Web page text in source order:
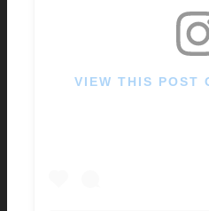
VIEW THIS POST